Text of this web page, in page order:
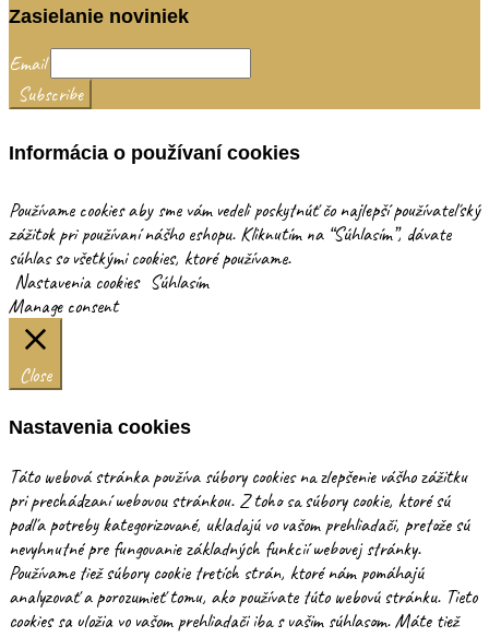
Zasielanie noviniek
Email
Informácia o používaní cookies
Používame cookies aby sme vám vedeli poskytnúť čo najlepší používateľský
zážitok pri používaní nášho eshopu. Kliknutím na “Súhlasím”, dávate
súhlas so všetkými cookies, ktoré používame.
Nastavenia cookies Súhlasím
Manage consent
Close
Nastavenia cookies
Táto webová stránka používa súbory cookies na zlepšenie vášho zážitku
pri prechádzaní webovou stránkou. Z toho sa súbory cookie, ktoré sú
podľa potreby kategorizované, ukladajú vo vašom prehliadači, pretože sú
nevyhnutné pre fungovanie základných funkcií webovej stránky.
Používame tiež súbory cookie tretích strán, ktoré nám pomáhajú
analyzovať a porozumieť tomu, ako používate túto webovú stránku. Tieto
cookies sa uložia vo vašom prehliadači iba s vašim súhlasom. Máte tiež